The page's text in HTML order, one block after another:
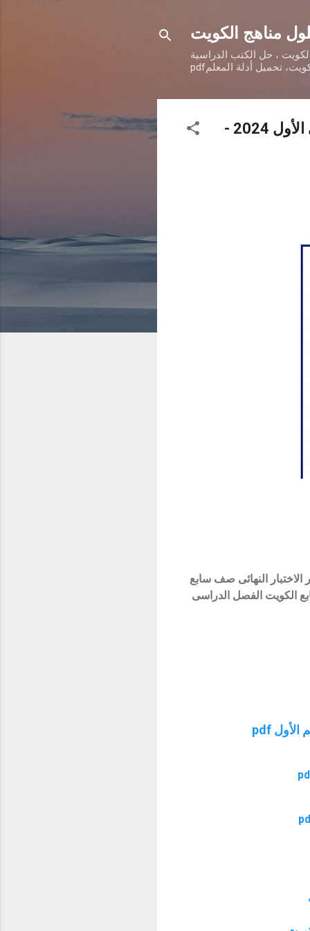
مناهج الكويت
، حل الكتب الدراسية
معايير اختبار اللغة العربية النهائى الصف السابع الكويت الفصل الدراسى الأول 2024 -
النهائى الصف السابع الكويت الفصل الدراسى الأول 2024 - 2025 ، معايير الاختبار النهائى صف سابع
الكويت الفصل الدراسى